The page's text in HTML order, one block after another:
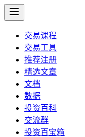
交易课程
交易工具
推荐注册
精选文章
文档
数据
投资百科
交流群
投资百宝箱